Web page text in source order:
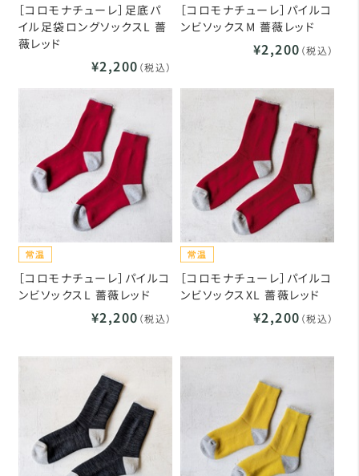
［コロモナチューレ］足底パ
イル足袋ロングソックスL 薔
薇レッド
¥2,200 （税込）
［コロモナチューレ］パイルコ
ンビソックスM 薔薇レッド
¥2,200 （税込）
［コロモナチューレ］パイルコ
ンビソックスL 薔薇レッド
¥2,200 （税込）
［コロモナチューレ］パイルコ
ンビソックスXL 薔薇レッド
¥2,200 （税込）